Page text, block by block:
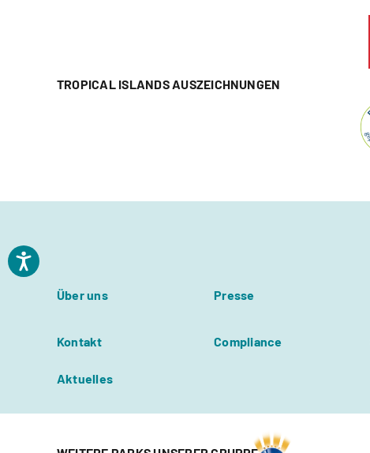
TROPICAL ISLANDS AUSZEICHNUNGEN
Über uns Presse
Kontakt Compliance
Aktuelles